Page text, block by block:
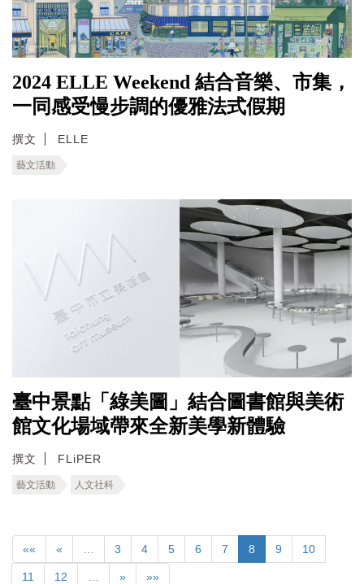
2024 ELLE Weekend 結合音樂、市集，
一同感受慢步調的優雅法式假期
撰文 ELLE
藝文活動
臺中景點「綠美圖」結合圖書館與美術
館文化場域帶來全新美學新體驗
撰文 FLiPER
藝文活動 人文社科
«« « 3 4 5 6 7 8 9 10
11 12 » »»